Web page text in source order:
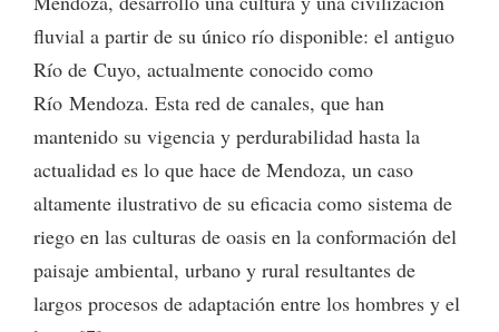
fluvial a partir de su único río disponible: el antiguo
Río de Cuyo, actualmente conocido como
Río Mendoza. Esta red de canales, que han
mantenido su vigencia y perdurabilidad hasta la
actualidad es lo que hace de Mendoza, un caso
altamente ilustrativo de su eficacia como sistema de
riego en las culturas de oasis en la conformación del
paisaje ambiental, urbano y rural resultantes de
largos procesos de adaptación entre los hombres y el